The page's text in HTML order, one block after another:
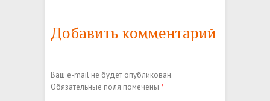
Добавить комментарий
Ваш e-mail не будет опубликован.
Обязательные поля помечены *